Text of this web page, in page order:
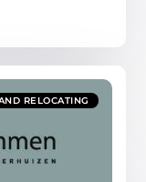
RELOCATING